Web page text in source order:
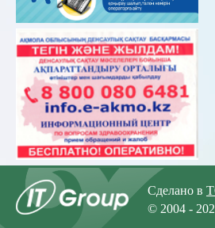
Сделано в
© 2004 -